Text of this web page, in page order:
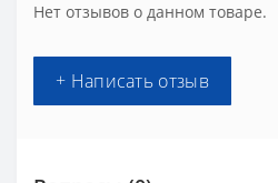
Нет отзывов о данном товаре.
+ Написать отзыв